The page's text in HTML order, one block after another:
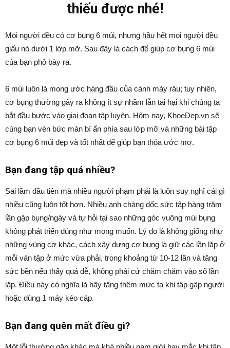
thiếu được nhé!
Mọi người đều có cơ bụng 6 múi, nhưng hầu hết mọi người đều
giấu nó dưới 1 lớp mỡ. Sau đây là cách để giúp cơ bụng 6 múi
của bạn phô bày ra.
6 múi luôn là mong ước hàng đầu của cánh mày râu; tuy nhiên,
cơ bụng thường gây ra không ít sự nhầm lẫn tai hại khi chúng ta
bắt đầu bước vào giai đoạn tập luyện. Hôm nay, KhoeDep.vn sẽ
cùng bạn vén bức màn bí ẩn phía sau lớp mỡ và những bài tập
cơ bụng 6 múi đẹp và tốt nhất để giúp bạn thỏa ước mơ.
Bạn đang tập quá nhiều?
Sai lầm đầu tiên mà nhiều người phạm phải là luôn suy nghĩ cái gì
nhiều cũng luôn tốt hơn. Nhiều anh chàng dốc sức tập hàng trăm
lần gập bụng/ngày và tự hỏi tại sao những góc vuông múi bụng
không phát triển đúng như mong muốn. Lý do là không giống như
những vùng cơ khác, cách xây dựng cơ bụng là giữ các lần lặp ở
mỗi ván tập ở mức vừa phải, trong khoảng từ 10-12 lần và tăng
sức bền nếu thấy quá dễ, không phải cứ chăm chăm vào số lần
lặp. Điều này có nghĩa là hãy tăng thêm mức tạ khi tập gập người
hoặc dùng 1 máy kéo cáp.
Bạn đang quên mất điều gì?